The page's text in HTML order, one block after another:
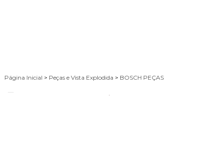
Página Inicial > Peças e Vista Explodida > BOSCH PEÇAS